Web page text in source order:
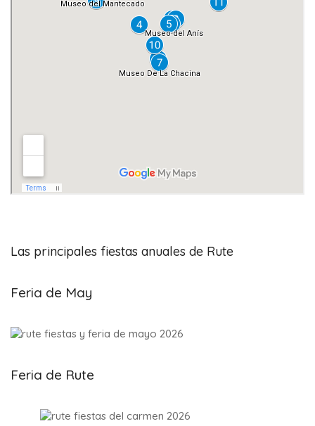
Las principales fiestas anuales de Rute
Feria de May
Feria de Rute